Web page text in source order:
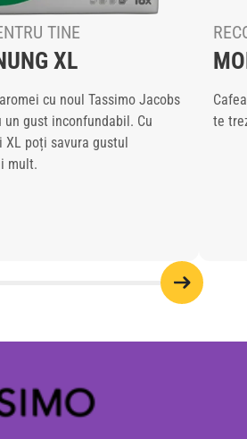
TINE
XL
cu noul Tassimo Jacobs
un gust inconfundabil. Cu
poți savura gustul
mult.
te